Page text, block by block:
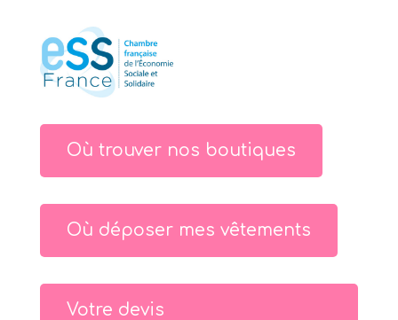
Où trouver nos boutiques
Où déposer mes vêtements
Votre devis